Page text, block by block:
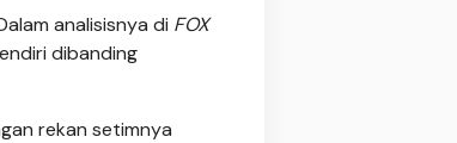
analisisnya di FOX
dibanding
rekan setimnya